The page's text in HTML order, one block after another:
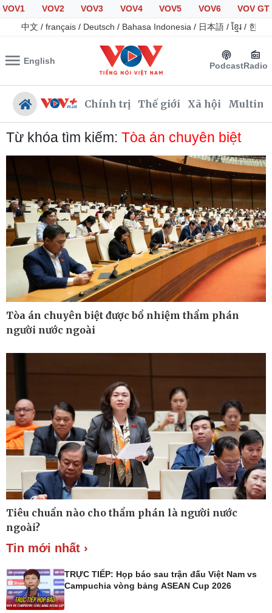
VOV1 VOV2 VOV3 VOV4 VOV5 VOV6
VOV GT
中文 / français / Deutsch / Bahasa Indonesia / 日本語 / ខ្មែរ / 한국
English PodcastRadio
Chính trị Thế giới Xã hội
Đảng
Tổ chức nhân sự
Quốc hội
Nhận diện sự thật
Xã hội
Tin 24h
Giáo dục
Dự báo thời tiết
Dấu ấn VOV
Việc làm
Biển đảo
Infographic
Kinh tế
Bất động sản
Khởi nghiệp
Thị trường
Giá vàng
Tiêu dùng
Từ khóa tìm kiếm: Tòa án chuyên biệt
Tòa án chuyên biệt được bổ nhiệm thẩm phán
người nước ngoài
Tiêu chuẩn nào cho thẩm phán là người nước
ngoài?
Tin mới nhất ›
TRỰC TIẾP: Họp báo sau trận đấu Việt Nam vs
Campuchia vòng bảng ASEAN Cup 2026